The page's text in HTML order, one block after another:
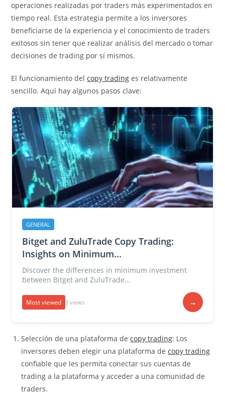
operaciones realizadas por traders más experimentados en
tiempo real. Esta estrategia permite a los inversores
beneficiarse de la experiencia y el conocimiento de traders
exitosos sin tener que realizar análisis del mercado o tomar
decisiones de trading por sí mismos.
El funcionamiento delcopy trading es relativamente
sencillo. Aquí hay algunos pasos clave:
GENERAL
Bitget and ZuluTrade Copy Trading:
Insights on Minimum...
Discover the differences in minimum investment
between Bitget and ZuluTrade...
Most viewed 3 views →
Selección de una plataforma decopy trading: Los
inversores deben elegir una plataforma decopy trading
confiable que les permita conectar sus cuentas de
trading a la plataforma y acceder a una comunidad de
traders.